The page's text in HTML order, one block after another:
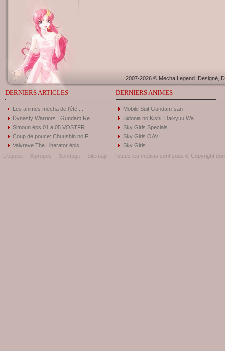
2007-2026 © Mecha Legend. Designé,
DERNIERS ARTICLES
Les animes mecha de l'été ...
Dynasty Warriors : Gundam Re...
Simoun éps 01 à 05 VOSTFR
Coup de pouce: Chuushin no F...
Valvrave The Liberator épis...
DERNIERS ANIMES
Mobile Suit Gundam-san
Sidonia no Kishi: Daikyuu Wa...
Sky Girls Specials
Sky Girls OAV
Sky Girls
L'équipe
A propos Sondage Sitemap Toutes les médias sont sous © Copyright